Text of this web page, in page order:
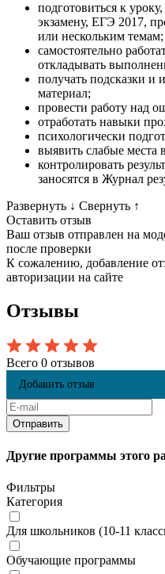
подготовиться к
экзамену, ЕГЭ 2017,
или нескольким темам;
самостоятельно
откладывать
получать подсказки и
материал;
провести работу над
отработать навыки
психологически
выявить слабые места
контролировать
заносятся в Журнал
Развернуть ↓ Свернуть ↑
Оставить отзыв
Ваш отзыв отправлен на
после проверки
К сожалению, добавление
авторизации на сайте
Отзывы
Всего 0 отзывов
Добавить отзыв
Другие программы этого
Фильтры
Категория
Для школьников (10-11
Обучающие программы